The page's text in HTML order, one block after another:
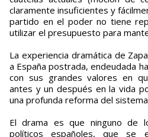
claramente insuficientes y
partido en el poder no tiene
utilizar el presupuesto para
La experiencia dramática de
a España postrada, endeudada
con sus grandes valores en
antes y un después en la vida
una profunda reforma del
El drama es que ninguno de
políticos españoles, que se